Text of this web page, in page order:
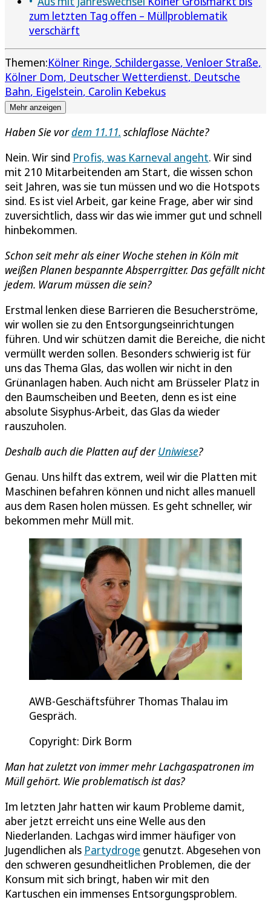
zum letzten Tag offen – Müllproblematik
verschärft
Themen:Kölner Ringe Schildergasse Venloer Straße
Kölner Dom Deutscher Wetterdienst Deutsche
Bahn Eigelstein Carolin Kebekus
Mehr anzeigen
Haben Sie vordem 11.11. schlaflose Nächte?
Nein. Wir sind Profis, was Karneval angeht. Wir sind
mit 210 Mitarbeitenden am Start, die wissen schon
seit Jahren, was sie tun müssen und wo die Hotspots
sind. Es ist viel Arbeit, gar keine Frage, aber wir sind
zuversichtlich, dass wir das wie immer gut und schnell
hinbekommen.
Schon seit mehr als einer Woche stehen in Köln mit
weißen Planen bespannte Absperrgitter. Das gefällt nicht
jedem. Warum müssen die sein?
Erstmal lenken diese Barrieren die Besucherströme,
wir wollen sie zu den Entsorgungseinrichtungen
führen. Und wir schützen damit die Bereiche, die nicht
vermüllt werden sollen. Besonders schwierig ist für
uns das Thema Glas, das wollen wir nicht in den
Grünanlagen haben. Auch nicht am Brüsseler Platz in
den Baumscheiben und Beeten, denn es ist eine
absolute Sisyphus-Arbeit, das Glas da wieder
rauszuholen.
Deshalb auch die Platten auf derUniwiese?
Genau. Uns hilft das extrem, weil wir die Platten mit
Maschinen befahren können und nicht alles manuell
aus dem Rasen holen müssen. Es geht schneller, wir
bekommen mehr Müll mit.
AWB-Geschäftsführer Thomas Thalau im
Gespräch.
Copyright: Dirk Borm
Man hat zuletzt von immer mehr Lachgaspatronen im
Müll gehört. Wie problematisch ist das?
Im letzten Jahr hatten wir kaum Probleme damit,
aber jetzt erreicht uns eine Welle aus den
Niederlanden. Lachgas wird immer häufiger von
Jugendlichen als Partydroge genutzt. Abgesehen von
den schweren gesundheitlichen Problemen, die der
Konsum mit sich bringt, haben wir mit den
Kartuschen ein immenses Entsorgungsproblem.